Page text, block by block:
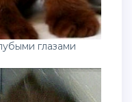
глазами